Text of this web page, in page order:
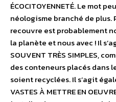
ÉCOCITOYENNETÉ. Le mot
néologisme branché de plus.
recouvre est probablement
la planète et nous avec ! Il
SOUVENT TRÈS SIMPLES,
des conteneurs placés dans
soient recyclées. Il s’agit
VASTES À METTRE EN